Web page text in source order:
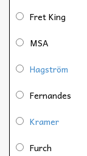
Fret King
MSA
Hagström
Fernandes
Kramer
Furch